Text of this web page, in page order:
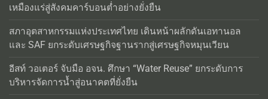
เหมืองแร่สู่สังคมคาร์บอนต่ำอย่างยั่งยืน
สภาอุตสาหกรรมแห่งประเทศไทย เดินหน้าผลักดันเอทานอล
และ SAF ยกระดับเศรษฐกิจฐานรากสู่เศรษฐกิจหมุนเวียน
อีสท์ วอเตอร์ จับมือ อจน. ศึกษา “Water Reuse” ยกระดับการ
บริหารจัดการน้ำสู่อนาคตที่ยั่งยืน